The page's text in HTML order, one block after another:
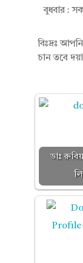
ম
বুধবার :
বিঃদ্রঃ
চান তবে
ডাঃ